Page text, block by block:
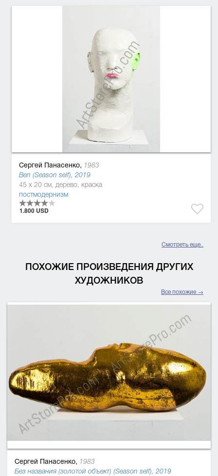
Сергей Панасенко, 1983
Ben (Season self), 2019
45 x 20 см, дерево, краска
постмодернизм
1.800 USD
Смотреть еще..
ПОХОЖИЕ ПРОИЗВЕДЕНИЯ ДРУГИХ
ХУДОЖНИКОВ
Все похожие →
Сергей Панасенко, 1983
Без названия (золотой объект) (Season self), 2019